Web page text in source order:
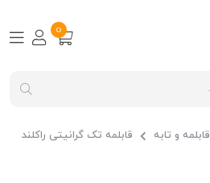
0
قابلمه و تابه
قابلمه تک گرانیتی راکلند